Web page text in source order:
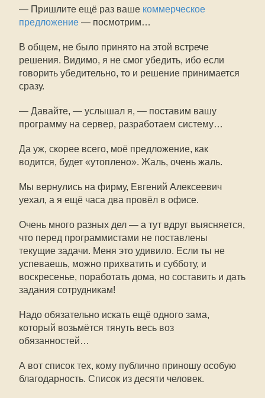
— Пришлите ещё раз ваше коммерческое
предложение — посмотрим…
В общем, не было принято на этой встрече
решения. Видимо, я не смог убедить, ибо если
говорить убедительно, то и решение принимается
сразу.
— Давайте, — услышал я, — поставим вашу
программу на сервер, разработаем систему…
Да уж, скорее всего, моё предложение, как
водится, будет «утоплено». Жаль, очень жаль.
Мы вернулись на фирму, Евгений Алексеевич
уехал, а я ещё часа два провёл в офисе.
Очень много разных дел — а тут вдруг выясняется,
что перед программистами не поставлены
текущие задачи. Меня это удивило. Если ты не
успеваешь, можно прихватить и субботу, и
воскресенье, поработать дома, но составить и дать
задания сотрудникам!
Надо обязательно искать ещё одного зама,
который возьмётся тянуть весь воз
обязанностей…
А вот список тех, кому публично приношу особую
благодарность. Список из десяти человек.